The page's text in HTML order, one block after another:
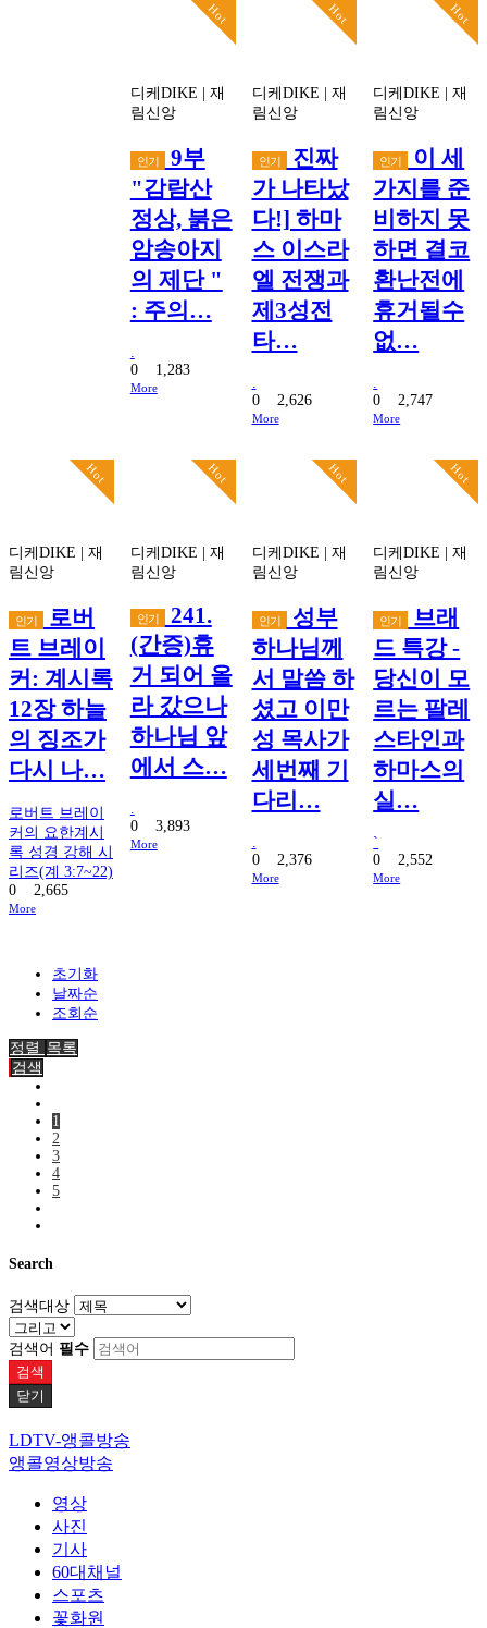
Hot
디케DIKE
재
림신앙
인기 9부
"감람산
정상, 붉은
암송아지
의 제단 "
: 주의…
0 1,283
More
Hot
디케DIKE
재
림신앙
인기 진짜
가 나타났
다!] 하마
스 이스라
엘 전쟁과
제3성전
타…
0 2,626
More
Hot
디케DIKE
재
림신앙
인기
이 세
가지를 준
비하지 못
하면 결코
환난전에
휴거될수
없…
0 2,747
More
Hot
디케DIKE
재
림신앙
인기
로버
트 브레이
커: 계시록
12장 하늘
의 징조가
다시 나…
로버트 브레이
커의 요한계시
록 성경 강해 시
리즈(계 3:7~22)
0 2,665
More
Hot
디케DIKE
재
림신앙
인기 241.
(간증)휴
거 되어 올
라 갔으나
하나님 앞
에서 스…
.
0 3,893
More
Hot
디케DIKE
재
림신앙
인기 성부
하나님께
서 말씀 하
셨고 이만
성 목사가
세번째 기
다리…
.
0 2,376
More
Hot
디케DIKE
재
림신앙
인기
브래
드 특강 -
당신이 모
르는 팔레
스타인과
하마스의
실…
`
02,552
More
초기화
날짜순
조회순
정렬 목록
검색
1
2
3
4
5
Search
검색대상
검색어 필수
검색
닫기
LDTV-앵콜방송
앵콜영상방송
영상
사진
기사
60대채널
스포츠
꽃화원